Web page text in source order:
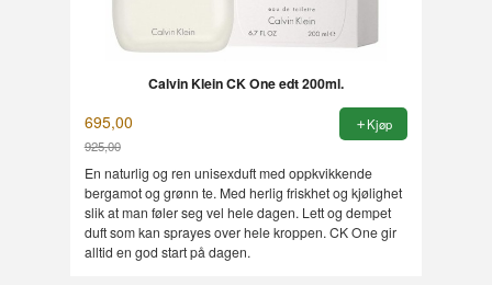
Calvin Klein CK One edt 200ml.
695,00
925,00
Rabatt
Kjøp
En naturlig og ren unisexduft med oppkvikkende
bergamot og grønn te. Med herlig friskhet og kjølighet
slik at man føler seg vel hele dagen. Lett og dempet
duft som kan sprayes over hele kroppen. CK One gir
alltid en god start på dagen.